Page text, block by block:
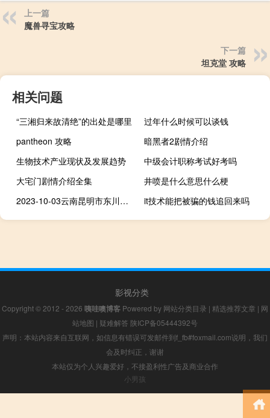
上一篇
魔兽寻宝攻略
下一篇
坦克堂 攻略
相关问题
“三湘归来故清绝”的出处是哪里
过年什么时候可以谈钱
pantheon 攻略
暗黑者2剧情介绍
生物技术产业现状及发展趋势
中级会计职称考试好考吗
大宅门剧情介绍全集
井喷是什么意思什么梗
2023-10-03云南昆明市东川区(龙爪菇)的报价是多少
it技术能把被骗的钱追回来吗
影视分类
Copyright © 2012 - 2026 咦哇噢博客 Powered by 网站分类目录 | 精选推荐文章 | 网
站地图 | 疑难解答 陕ICP备05444392号
声明：本站内容来自互联网，如信息有错误可发邮件到f_fb#foxmail.com说明，我们
会及时纠正，谢谢
本站仅为个人兴趣爱好，不接盈利性广告及商业合作
小男孩